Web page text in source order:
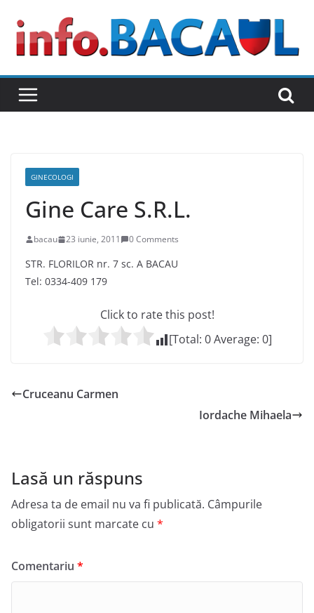
content
GINECOLOGI
Gine Care S.R.L.
bacau 23 iunie, 2011 0 Comments
STR. FLORILOR nr. 7 sc. A BACAU
Tel: 0334-409 179
Click to rate this post!
[Total: 0Average: 0]
Cruceanu Carmen
Iordache Mihaela
Lasă un răspuns
Adresa ta de email nu va fi publicată. Câmpurile
obligatorii sunt marcate cu *
Comentariu *